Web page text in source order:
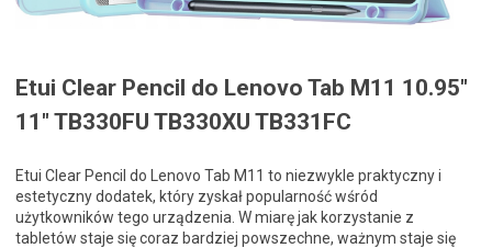
Etui Clear Pencil do Lenovo Tab M11 10.95″
11″ TB330FU TB330XU TB331FC
Etui Clear Pencil do Lenovo Tab M11 to niezwykle praktyczny i
estetyczny dodatek, który zyskał popularność wśród
użytkowników tego urządzenia. W miarę jak korzystanie z
tabletów staje się coraz bardziej powszechne, ważnym staje się